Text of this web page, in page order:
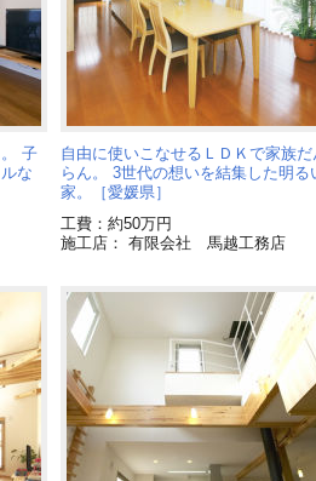
子
な
自由に使いこなせるＬＤＫで家族だ
らん。 3世代の想いを結集した明る
家。［愛媛県］
工費：約50万円
施工店： 有限会社 馬越工務店